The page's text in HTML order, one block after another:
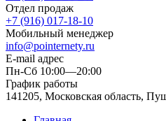
Отдел продаж
+7 (916) 017-18-10
Мобильный менеджер
info@pointernety.ru
E-mail адрес
Пн-Сб 10:00—20:00
График работы
141205, Московская область,